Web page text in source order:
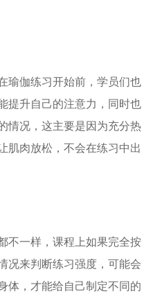
瑜伽练习开始前，学员们也
提升自己的注意力，同时也
情况，这主要是因为充分热
肌肉放松，不会在练习中出
不一样，课程上如果完全按
况来判断练习强度，可能会
体，才能给自己制定不同的